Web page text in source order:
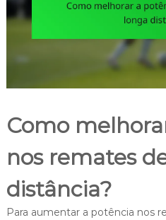
Como
nos remates
distância?
Para aumentar a potência nos